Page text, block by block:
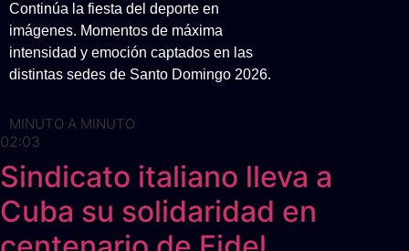
Continúa la fiesta del deporte en
imágenes. Momentos de máxima
intensidad y emoción captados en las
distintas sedes de Santo Domingo 2026.
MINUTO A MINUTO
02:03
Sindicato italiano lleva a
Cuba su solidaridad en